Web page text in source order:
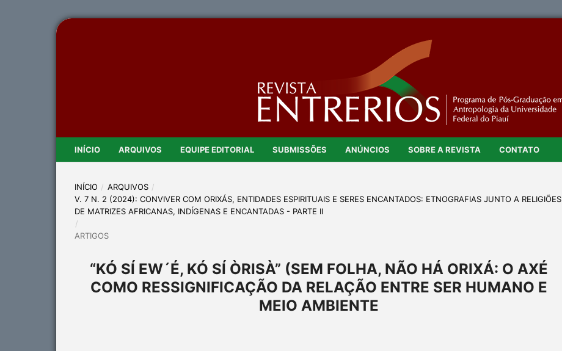
INÍCIO ARQUIVOS EQUIPE EDITORIAL SUBMISSÕES ANÚNCIOS SOBRE A REVISTA CONTATO
INÍCIO / ARQUIVOS /
V. 7 N. 2 (2024): CONVIVER COM ORIXÁS, ENTIDADES ESPIRITUAIS E SERES ENCANTADOS: ETNOGRAFIAS JUNTO A RELIGIÕES
DE MATRIZES AFRICANAS, INDÍGENAS E ENCANTADAS - PARTE II
/
ARTIGOS
“KÓ SÍ EW´É, KÓ SÍ ÒRISÀ” (SEM FOLHA, NÃO HÁ ORIXÁ: O AXÉ
COMO RESSIGNIFICAÇÃO DA RELAÇÃO ENTRE SER HUMANO E
MEIO AMBIENTE